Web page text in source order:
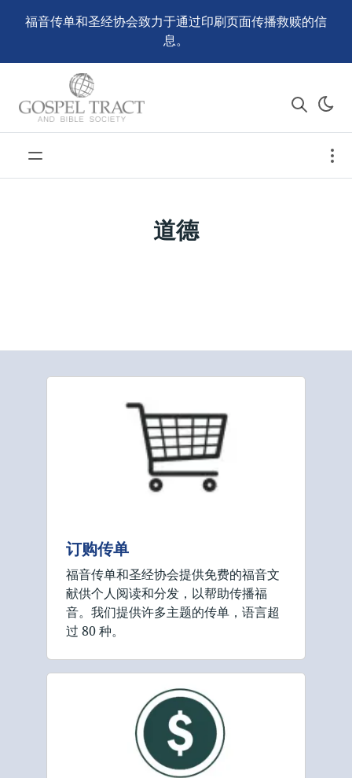
福音传单和圣经协会致力于通过印刷页面传播救赎的信
息。
道德
订购传单
福音传单和圣经协会提供免费的福音文
献供个人阅读和分发，以帮助传播福
音。我们提供许多主题的传单，语言超
过 80 种。